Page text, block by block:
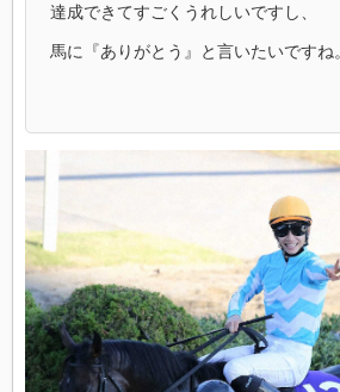
達成できてすごくうれしいですし、
馬に『ありがとう』と言いたいですね。